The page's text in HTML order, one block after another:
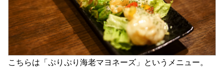
こちらは「ぷりぷり海老マヨネーズ」というメニュー。